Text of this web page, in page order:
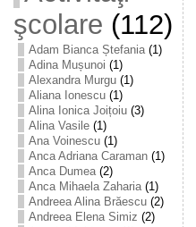
şcolare (112)
Adam Bianca Ștefania(1)
Adina Mușunoi (1)
Alexandra Murgu(1)
Aliana Ionescu(1)
Alina Ionica Joițoiu(3)
Alina Vasile(1)
Ana Voinescu(1)
Anca Adriana Caraman(1)
Anca Dumea(2)
Anca Mihaela Zaharia(1)
Andreea Alina Brăescu(2)
Andreea Elena Simiz (2)